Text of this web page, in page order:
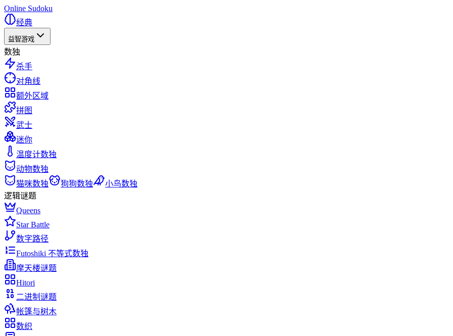
Online Sudoku
经典
益智游戏
数独
杀手
对角线
额外区域
拼图
武士
迷你
温度计数独
动物数独
猫咪数独
狗狗数独
小鸟数独
逻辑谜题
Queens
Star Battle
数字路径
Futoshiki 不等式数独
摩天楼谜题
Hitori
二进制谜题
帐篷与树木
数织